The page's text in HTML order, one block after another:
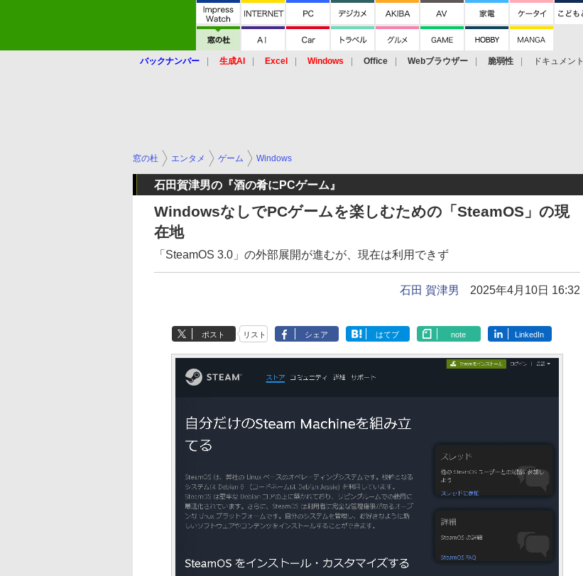
バックナンバー 生成AI Excel Windows Office Webブラウザー 脆弱性 ドキュメント
窓の杜 エンタメ ゲーム Windows
石田賀津男の『酒の肴にPCゲーム』
WindowsなしでPCゲームを楽しむための「SteamOS」の現
在地
「SteamOS 3.0」の外部展開が進むが、現在は利用できず
石田 賀津男 2025年4月10日 16:32
ポスト リスト シェア はてブ note LinkedIn